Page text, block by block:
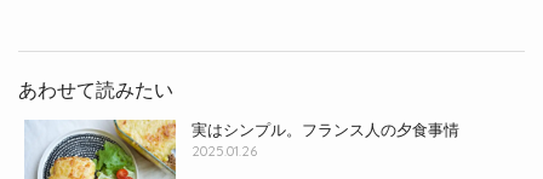
あわせて読みたい
実はシンプル。フランス人の夕食事情
2025.01.26